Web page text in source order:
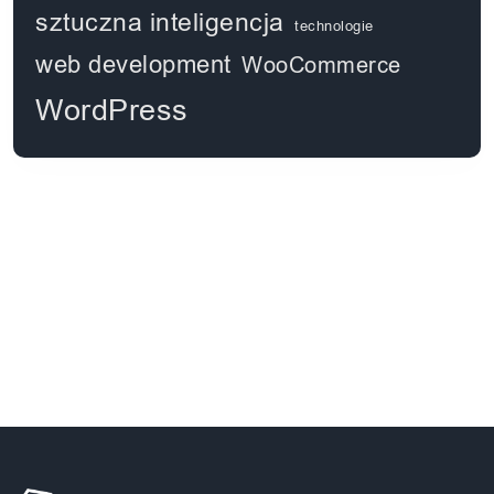
sztuczna inteligencja technologie
web development WooCommerce
WordPress